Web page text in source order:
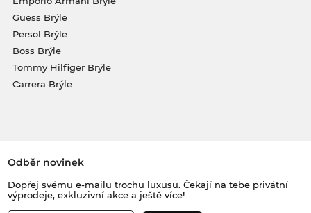
Guess Brýle
Persol Brýle
Boss Brýle
Tommy Hilfiger Brýle
Carrera Brýle
Odběr novinek
Dopřej svému e-mailu trochu luxusu. Čekají na tebe privátní
výprodeje, exkluzivní akce a ještě více!